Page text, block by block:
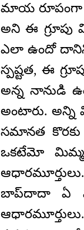
మాయ రూపంగా
అని ఈ గ్రూపు
ఎలా ఉందో
స్పష్టత, ఈ
అన్న నానుడి
అంటారు.
సమానత
ఒకటేమో
బాప్‌దాదా ఏ